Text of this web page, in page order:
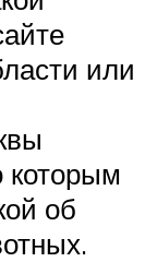
или
об